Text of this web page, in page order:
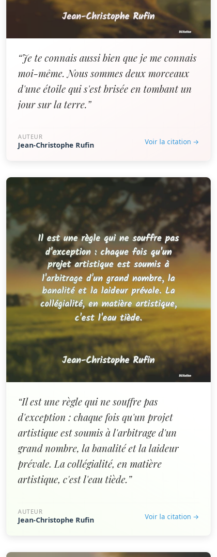
“Je te connais aussi bien que je me connais
moi-même. Nous sommes deux morceaux
d'une étoile qui s'est brisée en tombant un
jour sur la terre.”
AUTEUR
Jean-Christophe Rufin Voir la citation →
“Il est une règle qui ne souffre pas
d'exception : chaque fois qu'un projet
artistique est soumis à l'arbitrage d'un
grand nombre, la banalité et la laideur
prévale. La collégialité, en matière
artistique, c'est l'eau tiède.”
AUTEUR
Jean-Christophe Rufin Voir la citation →